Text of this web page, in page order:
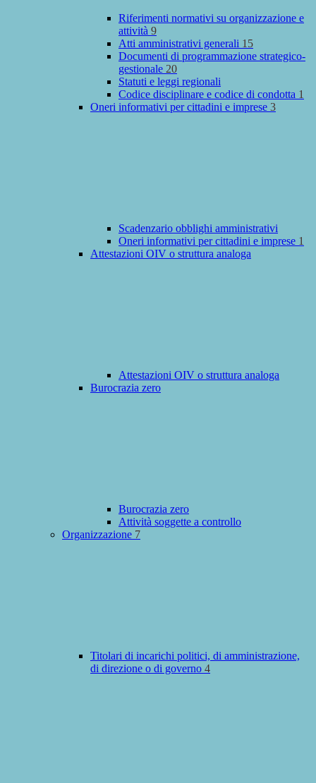
Riferimenti normativi su organizzazione e
attività 9
Atti amministrativi generali 15
Documenti di programmazione strategico-
gestionale 20
Statuti e leggi regionali
Codice disciplinare e codice di condotta 1
Oneri informativi per cittadini e imprese 3
Scadenzario obblighi amministrativi
Oneri informativi per cittadini e imprese 1
Attestazioni OIV o struttura analoga
Attestazioni OIV o struttura analoga
Burocrazia zero
Burocrazia zero
Attività soggette a controllo
Organizzazione 7
Titolari di incarichi politici, di amministrazione,
di direzione o di governo 4